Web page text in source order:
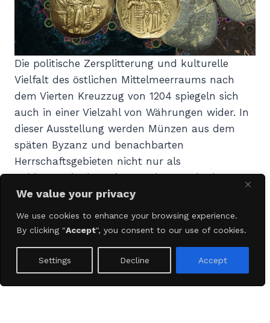
We value your privacy
We use cookies to enhance your browsing experience.
By clicking "Accept", you consent to our use of cookies.
Settings Decline Accept
Die politische Zersplitterung und kulturelle
Vielfalt des östlichen Mittelmeerraums nach
dem Vierten Kreuzzug von 1204 spiegeln sich
auch in einer Vielzahl von Währungen wider. In
dieser Ausstellung werden Münzen aus dem
späten Byzanz und benachbarten
Herrschaftsgebieten nicht nur als
Zahlungsmittel gezeigt, sondern auch als
Ausdruck von Macht sowie als Zeugnisse
sozioökonomischer Verflechtungen. Zugleich
geben sie Einblick in die innovative Forschung
Ernest Logan Cowell.